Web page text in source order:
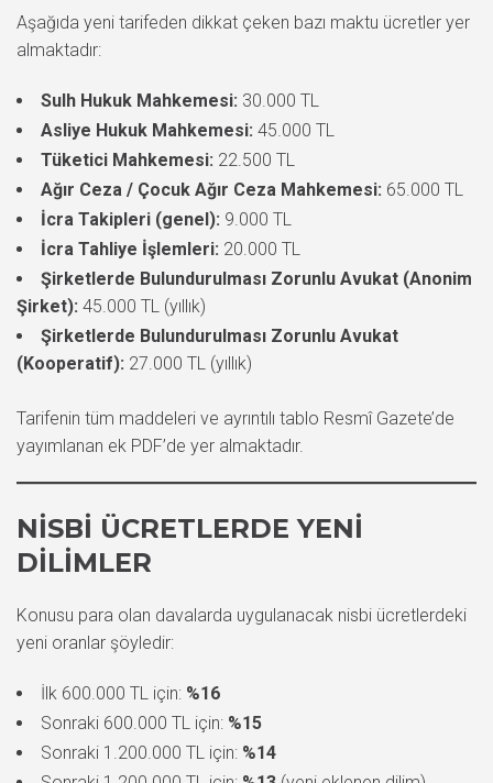
Aşağıda yeni tarifeden dikkat çeken bazı maktu ücretler yer
almaktadır:
Sulh Hukuk Mahkemesi: 30.000 TL
Asliye Hukuk Mahkemesi: 45.000 TL
Tüketici Mahkemesi: 22.500 TL
Ağır Ceza / Çocuk Ağır Ceza Mahkemesi: 65.000 TL
İcra Takipleri (genel): 9.000 TL
İcra Tahliye İşlemleri: 20.000 TL
Şirketlerde Bulundurulması Zorunlu Avukat (Anonim
Şirket): 45.000 TL (yıllık)
Şirketlerde Bulundurulması Zorunlu Avukat
(Kooperatif): 27.000 TL (yıllık)
Tarifenin tüm maddeleri ve ayrıntılı tablo Resmî Gazete’de
yayımlanan ek PDF’de yer almaktadır.
NISBI ÜCRETLERDE YENI
DILIMLER
Konusu para olan davalarda uygulanacak nisbi ücretlerdeki
yeni oranlar şöyledir:
İlk 600.000 TL için: %16
Sonraki 600.000 TL için: %15
Sonraki 1.200.000 TL için: %14